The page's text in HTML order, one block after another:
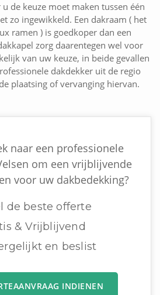
de keuze moet maken tussen één
zo ingewikkeld. Een dakraam ( het
ramen ) is goedkoper dan een
zorg daarentegen wel voor
van uw keuze, in beide gevallen
dakdekker uit de regio
plaatsing of vervanging hiervan.
naar een professionele
om een vrijblijvende
voor uw dakbedekking?
de beste offerte
& Vrijblijvend
en beslist
INDIENEN